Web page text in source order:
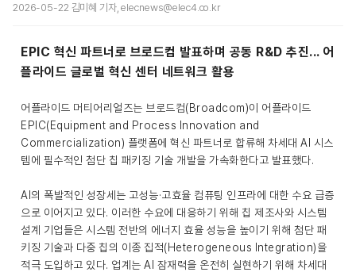
2026-05-22 김미혜 기자, elecnews@elec4.co.kr
EPIC 혁신 파트너로 브로드컴 발표하며 공동 R&D 추진... 어
플라이드 글로벌 혁신 센터 네트워크 활용
어플라이드 머티어리얼즈는 브로드컴(Broadcom)이 어플라이드
EPIC(Equipment and Process Innovation and
Commercialization) 플랫폼에 혁신 파트너로 합류해 차세대 AI 시스
템에 필수적인 첨단 칩 패키징 기술 개발을 가속화한다고 발표했다.
AI의 폭발적인 성장세는 고성능·고효율 컴퓨팅 인프라에 대한 수요 급증
으로 이어지고 있다. 이러한 수요에 대응하기 위해 칩 제조사와 시스템
설계 기업들은 시스템 전반의 에너지 효율 성능을 높이기 위해 첨단 패
키징 기술과 다중 칩의 이종 집적(Heterogeneous Integration)을
적극 도입하고 있다. 업계는 AI 잠재력을 온전히 실현하기 위해 차세대